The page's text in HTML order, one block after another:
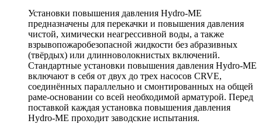
Установки повышения давления Hydro-ME
предназначены для перекачки и повышения давления
чистой, химически неагрессивной воды, а также
взрывопожаробезопасной жидкости без абразивных
(твёрдых) или длинноволокнистых включений.
Стандартные установки повышения давления Hydro-ME
включают в себя от двух до трех насосов CRVE,
соединённых параллельно и смонтированных на общей
раме-основании со всей необходимой арматурой. Перед
поставкой каждая установка повышения давления
Hydro-ME проходит заводские испытания.